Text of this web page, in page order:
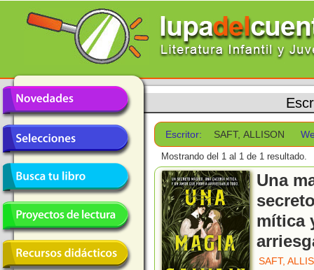
Escritor: SAFT, ALLISON
Mostrando del 1 al 1 de 1 resultado.
Una
mítica
SAFT,